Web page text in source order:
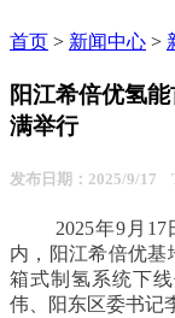
首页 > 新闻中心 >
阳江希倍优氢
满举行
发布日期：2025/9/17
2025年9月17日
内，阳江希倍优基
箱式制氢系统下
伟、阳东区委书记